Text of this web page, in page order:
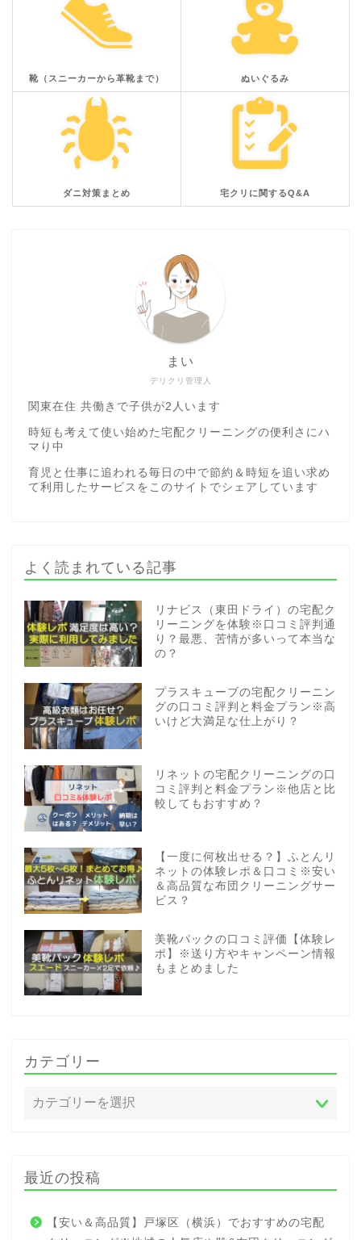
靴（スニーカーから革靴まで） ぬいぐるみ
ダニ対策まとめ 宅クリに関するQ&A
デリクリ管理人
まい
関東在住 共働きで子供が2人います
時短も考えて使い始めた宅配クリーニングの便利さにハ
マり中
育児と仕事に追われる毎日の中で節約＆時短を追い求め
て利用したサービスをこのサイトでシェアしています
よく読まれている記事
リナビス（東田ドライ）の宅配ク
リーニングを体験※口コミ評判通
り？最悪、苦情が多いって本当な
の？
プラスキューブの宅配クリーニン
グの口コミ評判と料金プラン※高
いけど大満足な仕上がり？
リネットの宅配クリーニングの口
コミ評判と料金プラン※他店と比
較してもおすすめ？
【一度に何枚出せる？】ふとんリ
ネットの体験レポ＆口コミ※安い
＆高品質な布団クリーニングサー
ビス？
美靴パックの口コミ評価【体験レ
ポ】※送り方やキャンペーン情報
もまとめました
カテゴリー
最近の投稿
【安い＆高品質】戸塚区（横浜）でおすすめの宅配